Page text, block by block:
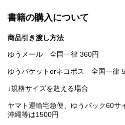
書籍の購入について
商品引き渡し方法
ゆうメール 全国一律 360円
ゆうパケットorネコポス 全国一律
↓規格サイズを超える場合
ヤマト運輸宅急便、ゆうパック60
沖縄等は1500円